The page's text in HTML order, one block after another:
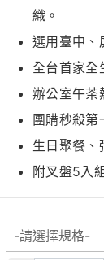
織。
選用臺中、
全台首家全
辦公室午茶
團購秒殺第
生日聚餐、
附叉盤5入